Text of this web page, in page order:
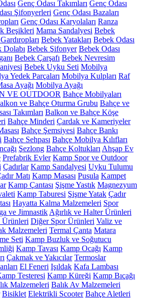
Genç Odası Takımları Genç Odası
Şifonyerleri Genç Odası Bazaları
Genç Odası Karyolaları Ranza
Beşikleri Mama Sandalyesi Bebek
Bebek Yatakları Bebek Odası
Dolabı Bebek Şifonyer Bebek Odası
Bebek Çarşafı Bebek Nevresim
Bebek Uyku Seti Mobilya
Yedek Parçaları Mobilya Kulpları Raf
Ayağı Mobilya Ayağı
VE OUTDOOR Bahçe Mobilyaları
ve Bahçe Oturma Grubu Bahçe ve
Takımları Balkon ve Bahçe Köşe
Bahçe Minderi Çardak ve Kameriyeler
Bahçe Şemsiyesi Bahçe Bankı
Bahçe Sehpası Bahçe Mobilya Kılıfları
Şezlong Bahçe Koltukları Ahşap Ev
Prefabrik Evler Kamp Spor ve Outdoor
Çadırlar Kamp Sandalyesi Uyku Tulumu
Matı Kamp Masası Pusula Kampet
Kamp Çantası Şişme Yastık Magnezyum
Kamp Taburesi Şişme Yatak Çadır
Hayatta Kalma Malzemeleri Spor
ve Jimnastik Ağırlık ve Halter Ürünleri
Ürünleri Diğer Spor Ürünleri Valiz ve
Malzemeleri Termal Çanta Matara
Seti Kamp Buzluk ve Soğutucu
Kamp Tavası Kamp Ocağı Kamp
Çakmak ve Yakıcılar Termoslar
El Feneri Işıldak Kafa Lambası
Testeresi Kamp Küreği Kamp Bıçağı
Malzemeleri Balık Av Malzemeleri
Bisiklet Elektrikli Scooter Bahçe Aletleri